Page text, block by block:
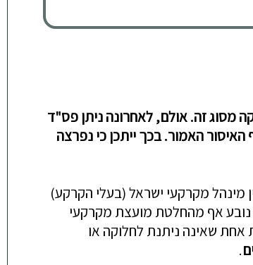
מסוג זה. אולם, לאחרונה ניתן פס"ד
האמור.בכך ייתכן כי נפרצה
מקרקעי ישראל (בעלי הקרקע)
נובע אף מהחלטת מועצת מקרקעי
שאינה ניתנת לחלוקה או
.